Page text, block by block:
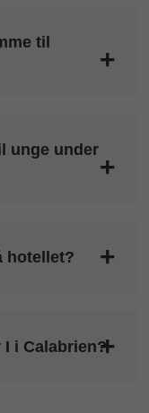
til
unge under
hotellet?
i Calabrien?